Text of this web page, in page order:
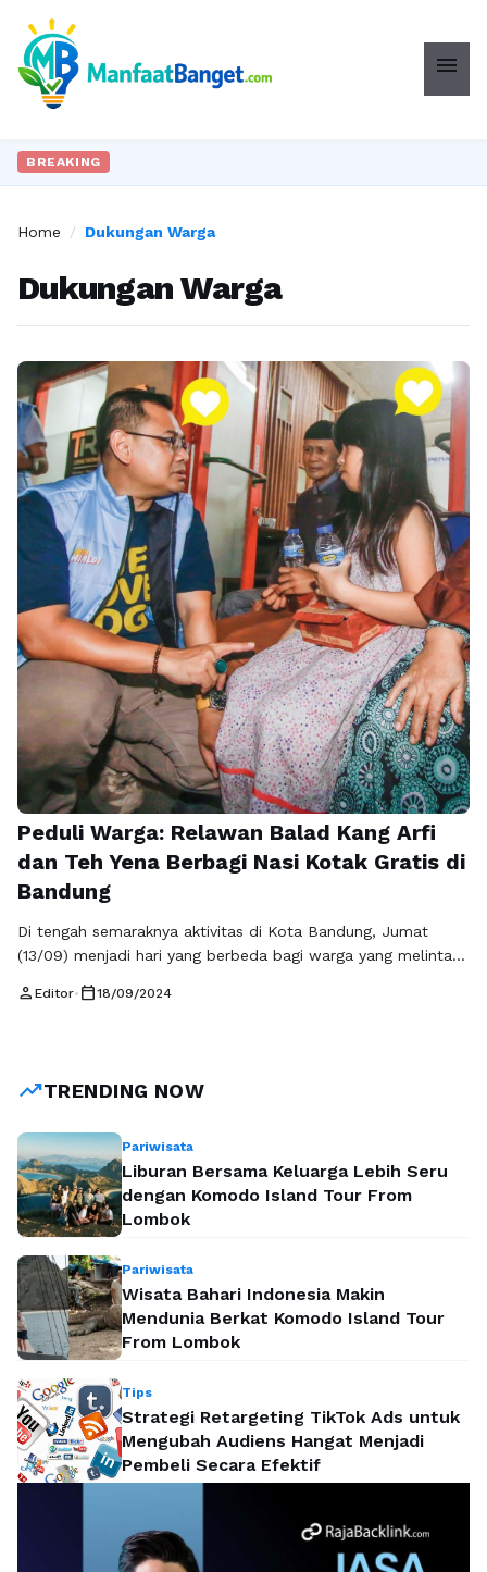
menu
BREAKING
Home / Dukungan Warga
Dukungan Warga
Peduli Warga: Relawan Balad Kang Arfi
dan Teh Yena Berbagi Nasi Kotak Gratis di
Bandung
Di tengah semaraknya aktivitas di Kota Bandung, Jumat
(13/09) menjadi hari yang berbeda bagi warga yang melintas
(Baraya Bandung Lautan Arfi) yang dipimpin oleh Kang
person Editor• calendar_today18/09/2024
trending_upTRENDING NOW
Pariwisata
Liburan Bersama Keluarga Lebih Seru
dengan Komodo Island Tour From
Lombok
Pariwisata
Wisata Bahari Indonesia Makin
Mendunia Berkat Komodo Island Tour
From Lombok
Tips
Strategi Retargeting TikTok Ads untuk
Mengubah Audiens Hangat Menjadi
Pembeli Secara Efektif